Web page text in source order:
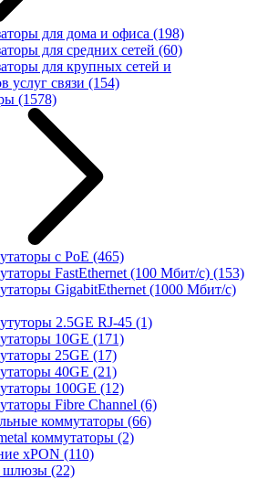
для дома и офиса (198)
для средних сетей (60)
для крупных сетей и
услуг связи (154)
(1578)
с PoE (465)
FastEthernet (100 Мбит/с) (153)
GigabitEthernet (1000 Мбит/с)
2.5GE RJ-45 (1)
10GE (171)
25GE (17)
40GE (21)
100GE (12)
Fibre Channel (6)
коммутаторы (66)
коммутаторы (2)
xPON (110)
шлюзы (22)